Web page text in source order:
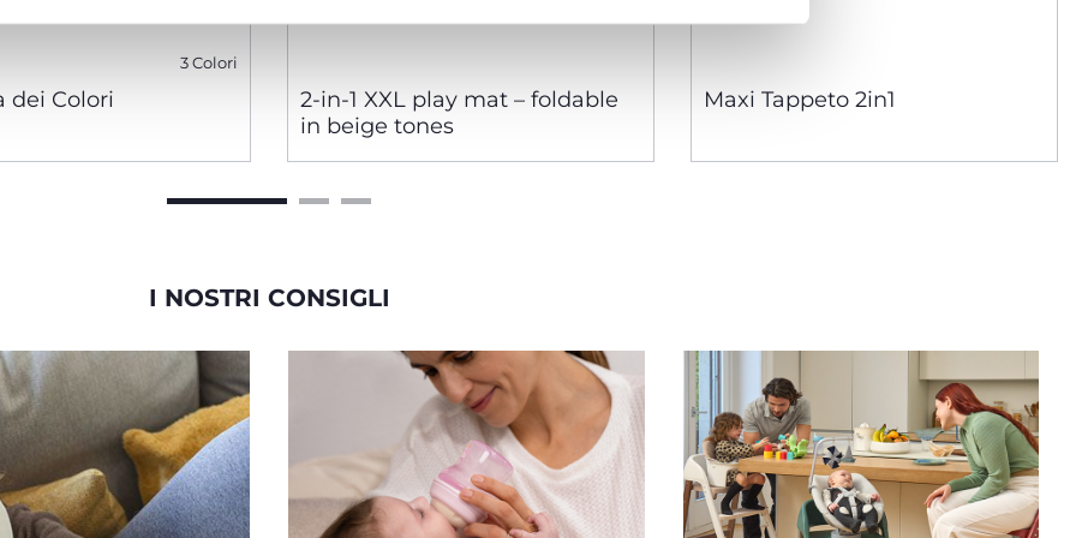
3 Colori
dei Colori
2-in-1 XXL play mat – foldable
in beige tones
Maxi Tappeto 2in1
I NOSTRI CONSIGLI